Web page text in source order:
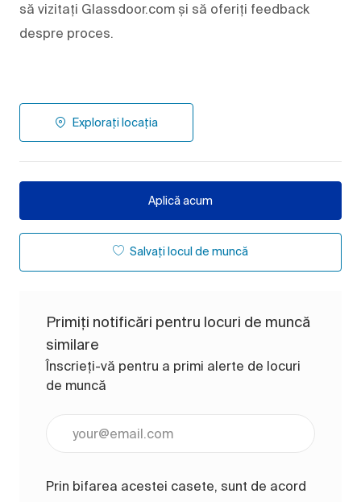
să vizitați Glassdoor.com și să oferiți feedback
despre proces.
Explorați locația
Aplică acum
Salvați locul de muncă
Primiți notificări pentru locuri de muncă
similare
Înscrieți-vă pentru a primi alerte de locuri
de muncă
Prin bifarea acestei casete, sunt de acord